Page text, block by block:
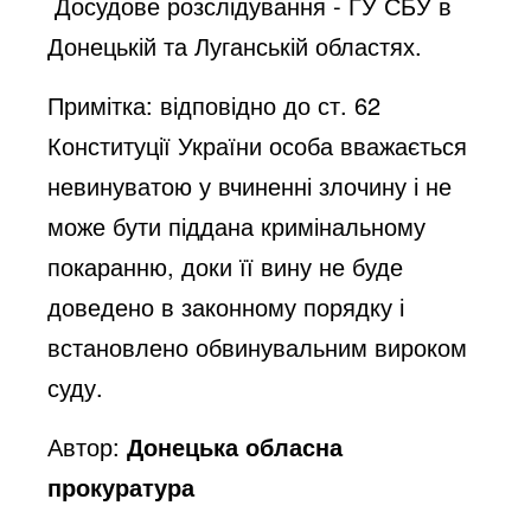
Донецькій та Луганській областях.
Примітка: відповідно до ст. 62
Конституції України особа вважається
невинуватою у вчиненні злочину і не
може бути піддана кримінальному
покаранню, доки її вину не буде
доведено в законному порядку і
встановлено обвинувальним вироком
суду.
Автор:Донецька обласна
прокуратура